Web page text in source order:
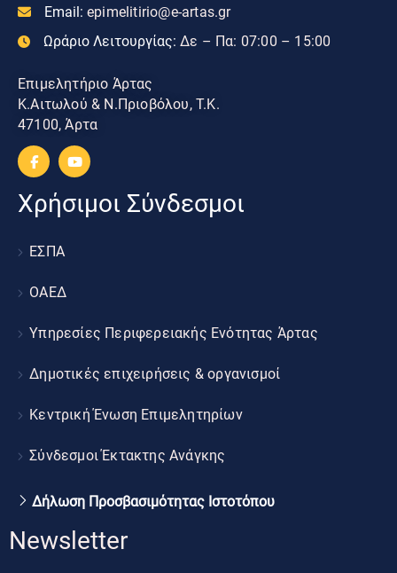
Email: epimelitirio@e-artas.gr
Ωράριο Λειτουργίας: Δε – Πα: 07:00 – 15:00
Επιμελητήριο Άρτας
Κ.Αιτωλού & Ν.Πριοβόλου, Τ.Κ.
47100, Άρτα
Χρήσιμοι Σύνδεσμοι
ΕΣΠΑ
ΟΑΕΔ
Υπηρεσίες Περιφερειακής Ενότητας Άρτας
Δημοτικές επιχειρήσεις & οργανισμοί
Κεντρική Ένωση Επιμελητηρίων
Σύνδεσμοι Έκτακτης Ανάγκης
Δήλωση Προσβασιμότητας Ιστοτόπου
Newsletter